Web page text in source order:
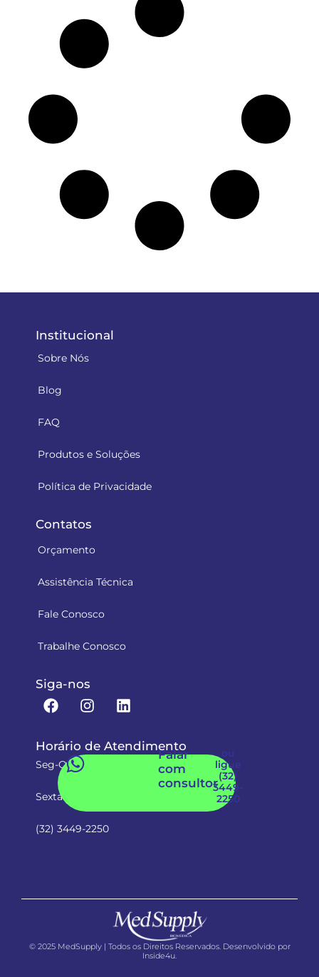
Institucional
Sobre Nós
Blog
FAQ
Produtos e Soluções
Política de Privacidade
Contatos
Orçamento
Assistência Técnica
Fale Conosco
Trabalhe Conosco
Falar
com
consultor
ou
ligue
(32)
3449-
2250
Siga-nos
Horário de Atendimento
Seg-Qui: 08:00 às 18:00hs
Sexta-feira: 08:00 às 17:00hs
(32) 3449-2250
© 2025 MedSupply | Todos os Direitos Reservados. Desenvolvido por
Inside4u.